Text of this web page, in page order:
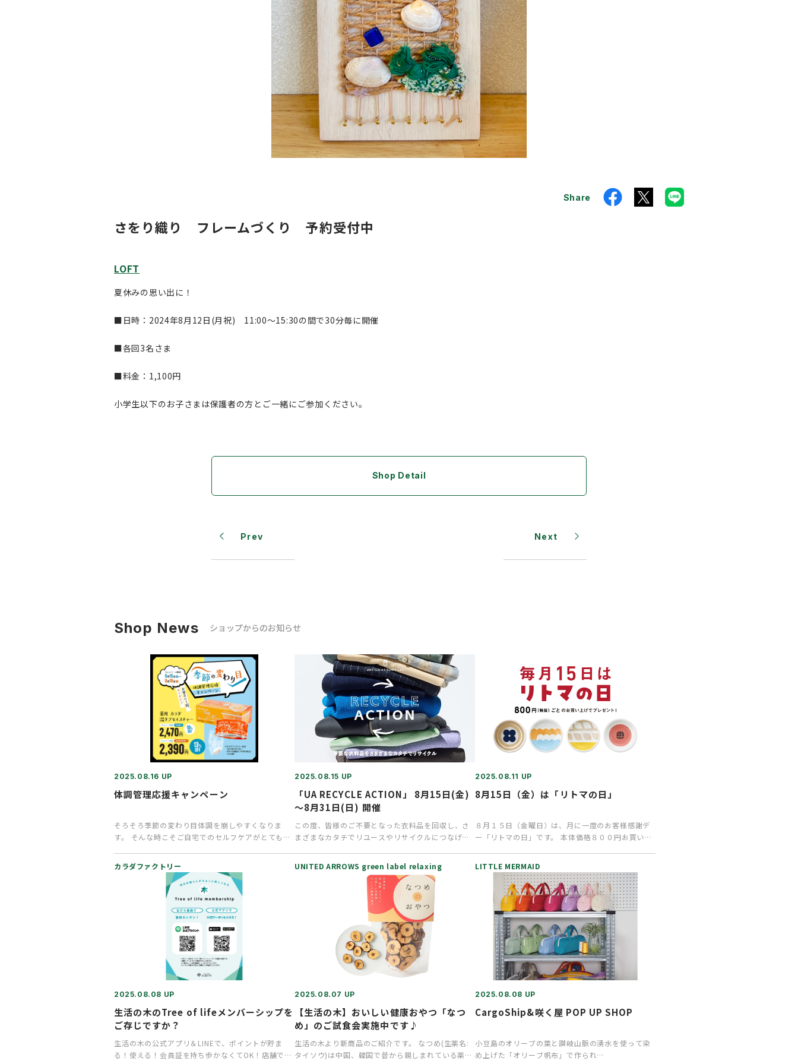
Share
さをり織り フレームづくり 予約受付中
LOFT
夏休みの思い出に！
■日時：2024年8月12日(月祝) 11:00～15:30の間で30分毎に開催
■各回3名さま
■料金：1,100円
小学生以下のお子さまは保護者の方とご一緒にご参加ください。
Shop Detail
Prev Next
Shop News ショップからのお知らせ
2025.08.16 UP
体調管理応援キャンペーン
そろそろ季節の変わり目体調を崩しやすくなりま
す。 そんな時こそご自宅でのセルフケアがとても重
カラダファクトリー
2025.08.15 UP
「UA RECYCLE ACTION」 8月15日(金)
～8月31日(日) 開催
この度、皆様のご不要となった衣料品を回収し、さ
まざまなカタチでリユースやリサイクルにつなげ
UNITED ARROWS green label relaxing
2025.08.11 UP
8月15日（金）は「リトマの日」
８月１５日（金曜日）は、月に一度のお客様感謝デ
ー「リトマの日」です。 本体価格８００円お買い上
LITTLE MERMAID
2025.08.08 UP
生活の木のTree of lifeメンバーシップを
ご存じですか？
生活の木の公式アプリ＆LINEで、ポイントが貯ま
る！使える！会員証を持ち歩かなくてOK！店舗でも
2025.08.07 UP
【生活の木】おいしい健康おやつ「なつ
め」のご試食会実施中です♪
生活の木より新商品のご紹介です。 なつめ(生薬名:
タイソウ)は中国、韓国で昔から親しまれている薬膳
2025.08.08 UP
CargoShip&咲く屋 POP UP SHOP
小豆島のオリーブの葉と讃岐山脈の湧水を使って染
め上げた「オリーブ帆布」で作られ